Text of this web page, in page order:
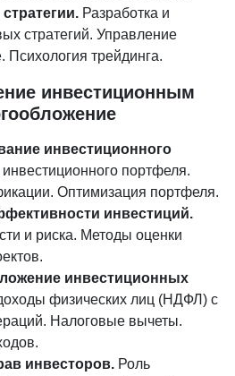
Разработка и
стратегий. Управление
Психология трейдинга.
инвестиционным
инвестиционного
портфеля.
Оптимизация портфеля.
инвестиций.
и риска. Методы оценки
инвестиционных
физических лиц (НДФЛ) с
Налоговые вычеты.
инвесторов. Роль